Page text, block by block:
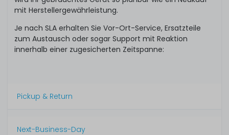
mit Herstellergewährleistung.
Je nach SLA erhalten Sie Vor-Ort-Service, Ersatzteile
zum Austausch oder sogar Support mit Reaktion
innerhalb einer zugesicherten Zeitspanne:
Pickup & Return
Next-Business-Day